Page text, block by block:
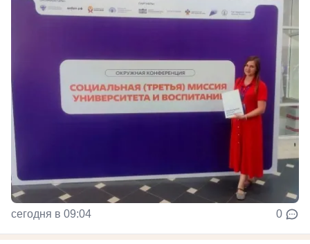
сегодня в 09:04 0